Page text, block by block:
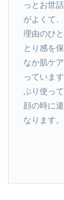
っとお世
がよくて
理由のひ
とり感を
なか肌ケ
っていま
ぷり使っ
顔の時に
なります。